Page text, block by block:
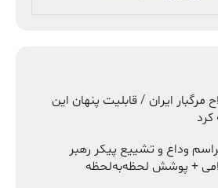
مرگبار ایران / قابلیت پنهان این
کرد
وداع و تشییع پیکر رهبر
+ پوشش لحظه‌به‌لحظه